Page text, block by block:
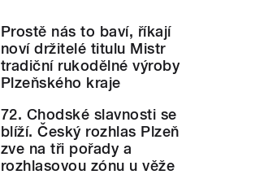
Prostě nás to baví, říkají
noví držitelé titulu Mistr
tradiční rukodělné výroby
Plzeňského kraje
72. Chodské slavnosti se
blíží. Český rozhlas Plzeň
zve na tři pořady a
rozhlasovou zónu u věže